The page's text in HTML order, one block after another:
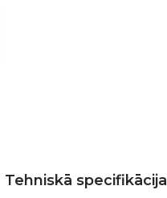
Tehniskā specifikācija